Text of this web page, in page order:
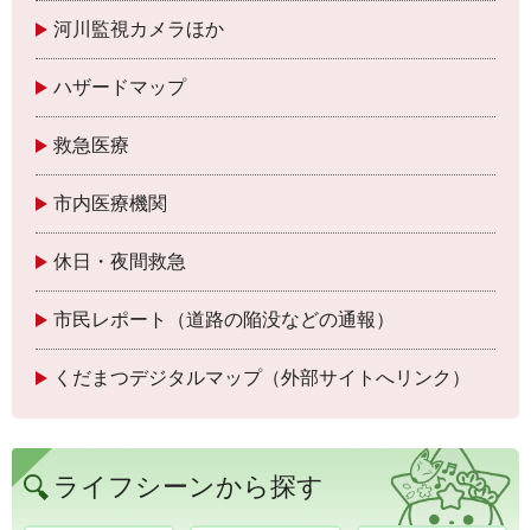
河川監視カメラほか
ハザードマップ
救急医療
市内医療機関
休日・夜間救急
市民レポート（道路の陥没などの通報）
くだまつデジタルマップ（外部サイトへリンク）
ライフシーンから探す